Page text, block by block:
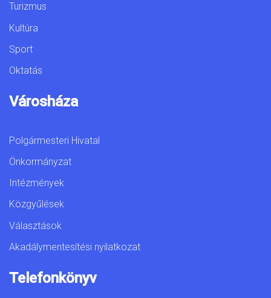
Turizmus
Kultúra
Sport
Oktatás
Városháza
Polgármesteri Hivatal
Önkormányzat
Intézmények
Közgyűlések
Választások
Akadálymentesítési nyilatkozat
Telefonkönyv